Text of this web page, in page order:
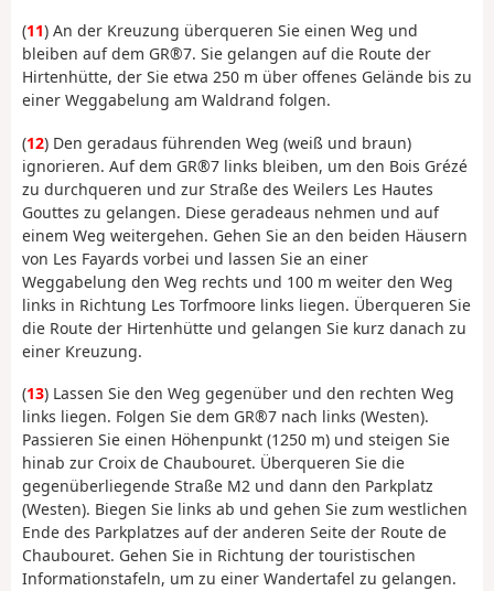
(11) An der Kreuzung überqueren Sie einen Weg und
bleiben auf dem GR®7. Sie gelangen auf die Route der
Hirtenhütte, der Sie etwa 250 m über offenes Gelände bis zu
einer Weggabelung am Waldrand folgen.
(12) Den geradaus führenden Weg (weiß und braun)
ignorieren. Auf dem GR®7 links bleiben, um den Bois Grézé
zu durchqueren und zur Straße des Weilers Les Hautes
Gouttes zu gelangen. Diese geradeaus nehmen und auf
einem Weg weitergehen. Gehen Sie an den beiden Häusern
von Les Fayards vorbei und lassen Sie an einer
Weggabelung den Weg rechts und 100 m weiter den Weg
links in Richtung Les Torfmoore links liegen. Überqueren Sie
die Route der Hirtenhütte und gelangen Sie kurz danach zu
einer Kreuzung.
(13) Lassen Sie den Weg gegenüber und den rechten Weg
links liegen. Folgen Sie dem GR®7 nach links (Westen).
Passieren Sie einen Höhenpunkt (1250 m) und steigen Sie
hinab zur Croix de Chaubouret. Überqueren Sie die
gegenüberliegende Straße M2 und dann den Parkplatz
(Westen). Biegen Sie links ab und gehen Sie zum westlichen
Ende des Parkplatzes auf der anderen Seite der Route de
Chaubouret. Gehen Sie in Richtung der touristischen
Informationstafeln, um zu einer Wandertafel zu gelangen.